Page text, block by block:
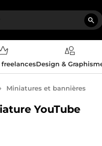
Design &
Miniatures et bannières
YouTube